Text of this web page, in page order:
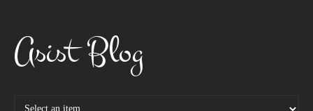
contentAsist Blog